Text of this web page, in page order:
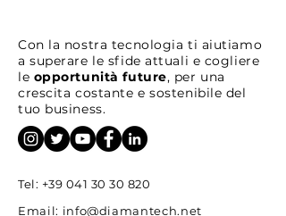
Con la nostra tecnologia ti aiutiamo
a superare le sfide attuali e cogliere
le opportunità future, per una
crescita costante e sostenibile del
tuo business.
Tel: +39 041 30 30 820
Email: info@diamantech.net